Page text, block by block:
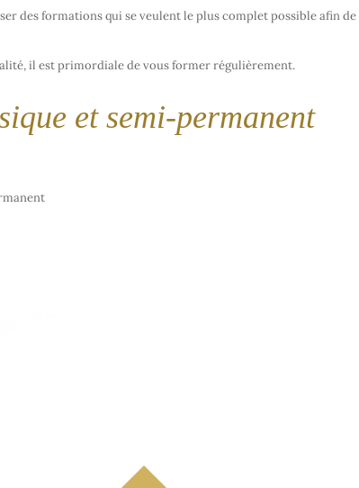
des formations qui se veulent le plus complet possible afin
il est primordiale de vous former régulièrement.
et semi-permanent